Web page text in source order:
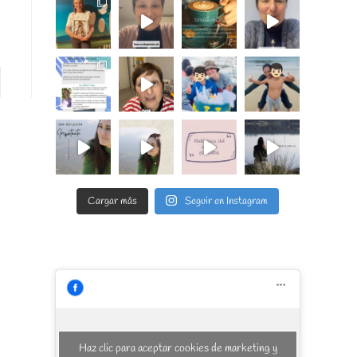
página siguiente
Cargar más Seguir en Instagram
Haz clic para aceptar cookies de marketing y